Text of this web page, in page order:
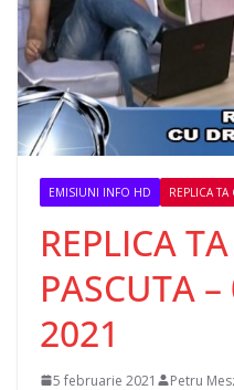
EMISIUNI INFO HD REPLICA
REPLICA
PASCUTA
2021
5 februarie 2021 Petru